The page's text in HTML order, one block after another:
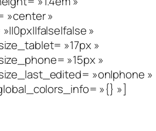
»center »
»
»17px »
»15px »
»on|phone »
»{} »]